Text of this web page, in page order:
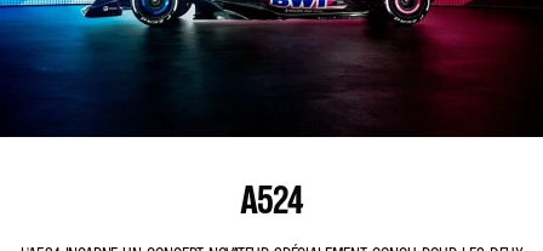
A524